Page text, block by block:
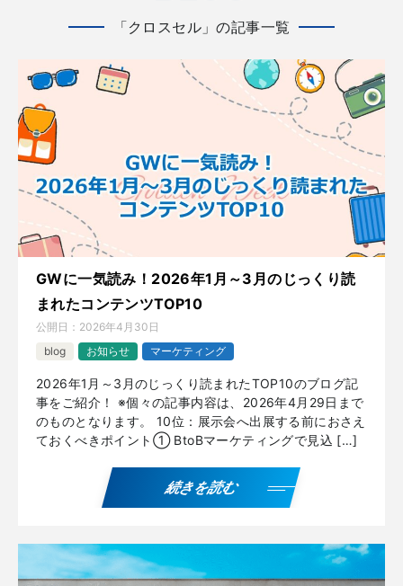
「クロスセル」の記事一覧
GWに一気読み！2026年1月～3月のじっくり読
まれたコンテンツTOP10
公開日： 2026年4月30日
blog
お知らせ マーケティング
2026年1月～3月のじっくり読まれたTOP10のブログ記
事をご紹介！ ※個々の記事内容は、2026年4月29日まで
のものとなります。 10位：展示会へ出展する前におさえ
ておくべきポイント① BtoBマーケティングで見込 […]
続きを読む